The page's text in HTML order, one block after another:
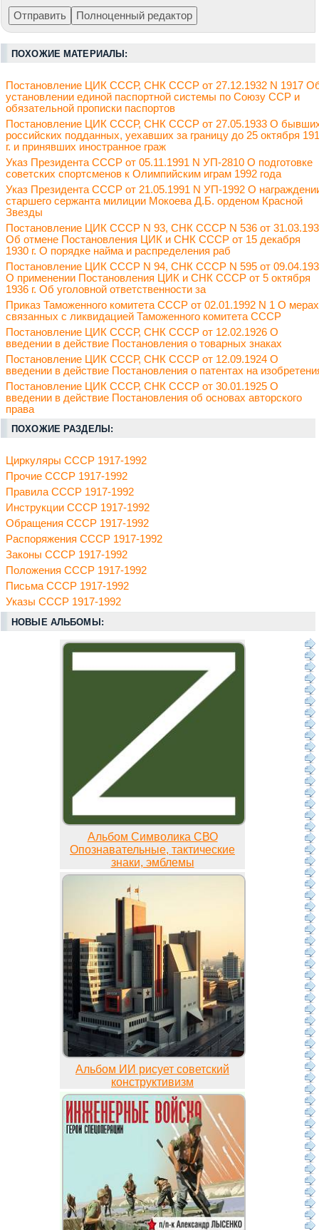
ПОХОЖИЕ МАТЕРИАЛЫ:
Постановление ЦИК СССР, СНК СССР от 27.12.1932 N 1917
установлении единой паспортной системы по Союзу ССР и
обязательной прописки паспортов
Постановление ЦИК СССР, СНК СССР от 27.05.1933 О
российских подданных, уехавших за границу до 25 октября
г. и принявших иностранное граж
Указ Президента СССР от 05.11.1991 N УП-2810 О подготовке
советских спортсменов к Олимпийским играм 1992 года
Указ Президента СССР от 21.05.1991 N УП-1992 О
старшего сержанта милиции Мокоева Д.Б. орденом Красной
Звезды
Постановление ЦИК СССР N 93, СНК СССР N 536 от
Об отмене Постановления ЦИК и СНК СССР от 15 декабря
1930 г. О порядке найма и распределения раб
Постановление ЦИК СССР N 94, СНК СССР N 595 от
О применении Постановления ЦИК и СНК СССР от 5 октября
1936 г. Об уголовной ответственности за
Приказ Таможенного комитета СССР от 02.01.1992 N 1 О
связанных с ликвидацией Таможенного комитета СССР
Постановление ЦИК СССР, СНК СССР от 12.02.1926 О
введении в действие Постановления о товарных знаках
Постановление ЦИК СССР, СНК СССР от 12.09.1924 О
введении в действие Постановления о патентах на
Постановление ЦИК СССР, СНК СССР от 30.01.1925 О
введении в действие Постановления об основах авторского
права
ПОХОЖИЕ РАЗДЕЛЫ:
Циркуляры СССР 1917-1992
Прочие СССР 1917-1992
Правила СССР 1917-1992
Инструкции СССР 1917-1992
Обращения СССР 1917-1992
Распоряжения СССР 1917-1992
Законы СССР 1917-1992
Положения СССР 1917-1992
Письма СССР 1917-1992
Указы СССР 1917-1992
НОВЫЕ АЛЬБОМЫ:
Альбом Символика СВО
Опознавательные, тактические
знаки, эмблемы
Альбом ИИ рисует советский
конструктивизм